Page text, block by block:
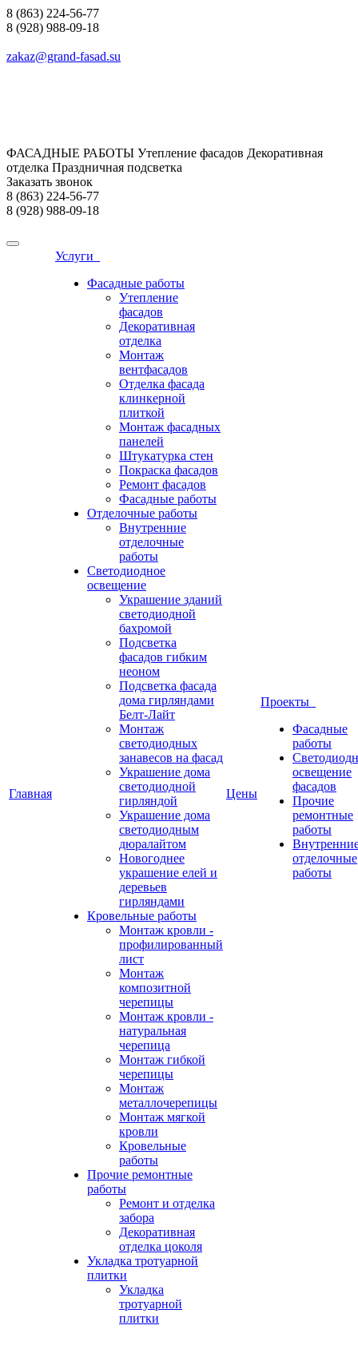
8 (863) 224-56-77
8 (928) 988-09-18
zakaz@grand-fasad.su
ФАСАДНЫЕ РАБОТЫ Утепление фасадов Декоративная
отделка Праздничная подсветка
Заказать звонок
8 (863) 224-56-77
8 (928) 988-09-18
Главная
Услуги
Фасадные работы
Утепление
фасадов
Декоративная
отделка
Монтаж
вентфасадов
Отделка фасада
клинкерной
плиткой
Монтаж фасадных
панелей
Штукатурка стен
Покраска фасадов
Ремонт фасадов
Фасадные работы
Отделочные работы
Внутренние
отделочные
работы
Светодиодное
освещение
Украшение зданий
светодиодной
бахромой
Подсветка
фасадов гибким
неоном
Подсветка фасада
дома гирляндами
Белт-Лайт
Монтаж
светодиодных
занавесов на фасад
Украшение дома
светодиодной
гирляндой
Украшение дома
светодиодным
дюралайтом
Новогоднее
украшение елей и
деревьев
гирляндами
Кровельные работы
Монтаж кровли -
профилированный
лист
Монтаж
композитной
черепицы
Монтаж кровли -
натуральная
черепица
Монтаж гибкой
черепицы
Монтаж
металлочерепицы
Монтаж мягкой
кровли
Кровельные
работы
Прочие ремонтные
работы
Ремонт и отделка
забора
Декоративная
отделка цоколя
Укладка тротуарной
плитки
Укладка
тротуарной
плитки
Цены
Проекты
Фасадные
работы
освещение
фасадов
Прочие
ремонтные
работы
отделочные
работы